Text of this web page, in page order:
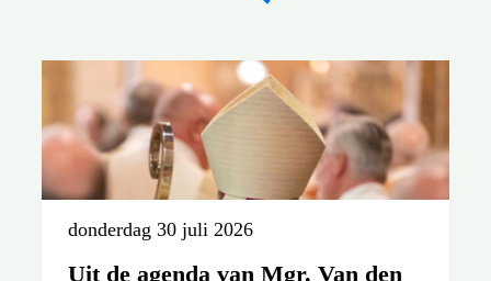
donderdag 30 juli 2026
Uit de agenda van Mgr. Van den